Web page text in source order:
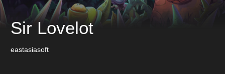
Sir Lovelot
eastasiasoft